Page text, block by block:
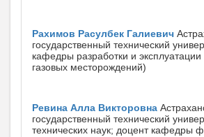
Рахимов Расулбек Галиевич
государственный технический
кафедры разработки и
газовых месторождений)
Ревина Алла Викторовна
государственный технический
технических наук; доцент кафедры